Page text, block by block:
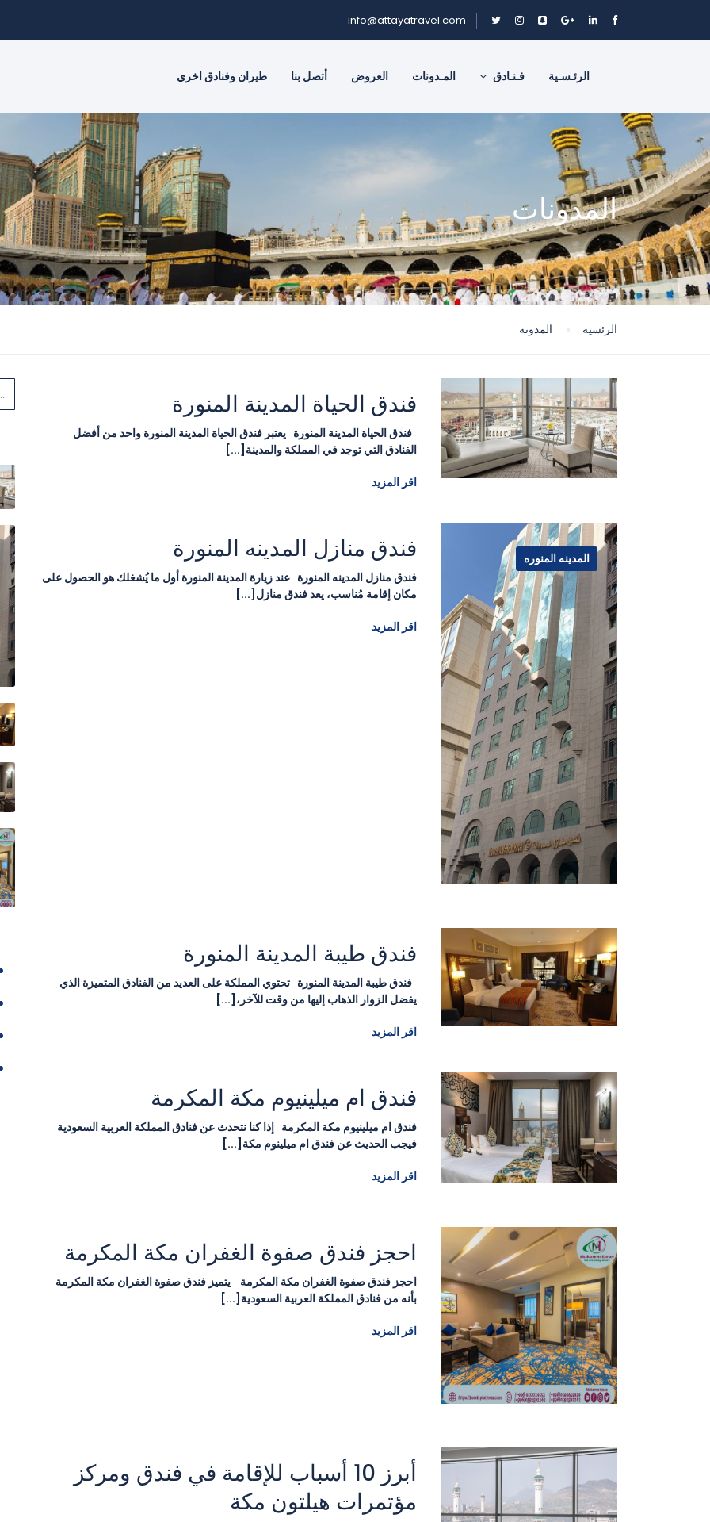
info@attayatravel.com
الرئـسـية فـنـادق المـدونات العروض أتصل بنا طيران وفنادق اخري
المدونات
الرئسية المدونه
فندق الحياة المدينة المنورة
فندق الحياة المدينة المنورة يعتبر فندق الحياة المدينة المنورة واحد من أفضل
الفنادق التي توجد في المملكة والمدينة[...]
اقر المزيد
المدينه المنوره فندق منازل المدينه المنورة
فندق منازل المدينه المنورة عند زيارة المدينة المنورة أول ما يُشغلك هو الحصول على
مكان إقامة مُناسب، يعد فندق منازل[...]
اقر المزيد
فندق طيبة المدينة المنورة
فندق طيبة المدينة المنورة تحتوي المملكة على العديد من الفنادق المتميزة الذي
يفضل الزوار الذهاب إليها من وقت للآخر،[...]
اقر المزيد
فندق ام ميلينيوم مكة المكرمة
فندق ام ميلينيوم مكة المكرمة إذا كنا نتحدث عن فنادق المملكة العربية السعودية
فيجب الحديث عن فندق ام ميلينوم مكة[...]
اقر المزيد
احجز فندق صفوة الغفران مكة المكرمة
احجز فندق صفوة الغفران مكة المكرمة يتميز فندق صفوة الغفران مكة المكرمة
بأنه من فنادق المملكة العربية السعودية[...]
اقر المزيد
أبرز 10 أسباب للإقامة في فندق ومركز
مؤتمرات هيلتون مكة